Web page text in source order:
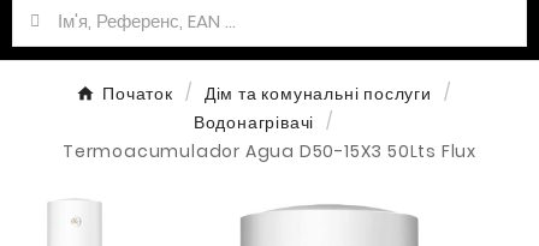
Початок
Дім та комунальні послуги
Водонагрівачі
Termoacumulador Agua D50-15X3 50Lts Flux